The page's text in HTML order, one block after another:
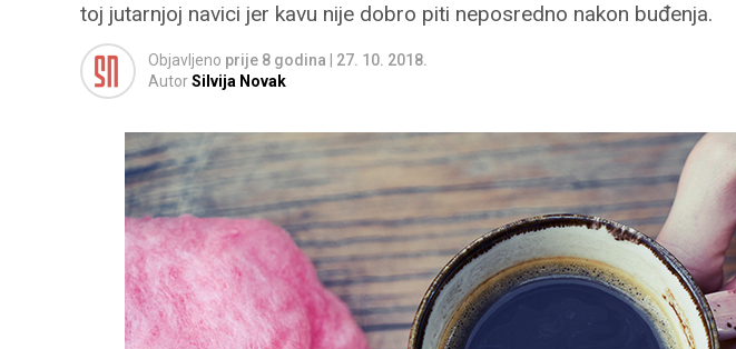
toj jutarnjoj navici jer kavu nije dobro piti neposredno nakon buđenja.
Objavljeno prije 8 godina
27. 10. 2018.
AutorSilvija Novak